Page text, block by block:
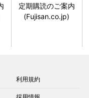
定期購読のご案内
(Fujisan.co.jp)
利用規約